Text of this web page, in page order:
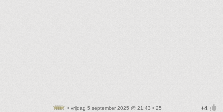
• vrijdag 5 september 2025 @ 21:43 • 25